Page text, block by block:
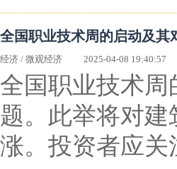
全国职业技术周的启动及其
经济 / 微观经济 2025-04-08 19:40:57
全国职业技术
题。此举将对
涨。投资者应